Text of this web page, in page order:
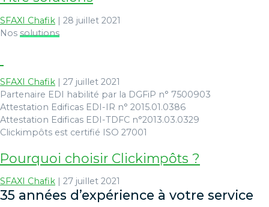
SFAXI Chafik | 28 juillet 2021
Nos solutions
SFAXI Chafik | 27 juillet 2021
Partenaire EDI habilité par la DGFiP n° 7500903
Attestation Edificas EDI-IR n° 2015.01.0386
Attestation Edificas EDI-TDFC n°2013.03.0329
Clickimpôts est certifié ISO 27001
Pourquoi choisir Clickimpôts ?
SFAXI Chafik | 27 juillet 2021
35 années d’expérience à votre service